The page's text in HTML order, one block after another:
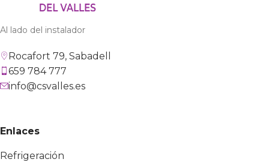
Al lado del instalador
Rocafort 79, Sabadell
659 784 777
info@csvalles.es
Enlaces
Refrigeración